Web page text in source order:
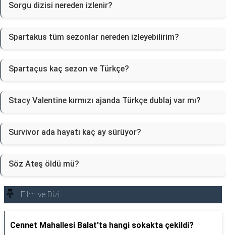
Sorgu dizisi nereden izlenir?
Spartakus tüm sezonlar nereden izleyebilirim?
Spartaçus kaç sezon ve Türkçe?
Stacy Valentine kırmızı ajanda Türkçe dublaj var mı?
Survivor ada hayatı kaç ay sürüyor?
Söz Ateş öldü mü?
Film ve Dizi
Cennet Mahallesi Balat'ta hangi sokakta çekildi?